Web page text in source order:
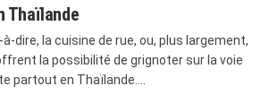
Thaïlande
dire, la cuisine de rue, ou, plus largement,
la possibilité de grignoter sur la voie
partout en Thaïlande....